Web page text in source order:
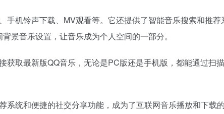
手机铃声下载、MV观看等。它还提供了智能音乐搜索和推荐
景音乐设置，让音乐成为个人空间的一部分。
获取最新版QQ音乐，无论是PC版还是手机版，都能通过扫
系统和便捷的社交分享功能，成为了互联网音乐播放和下载